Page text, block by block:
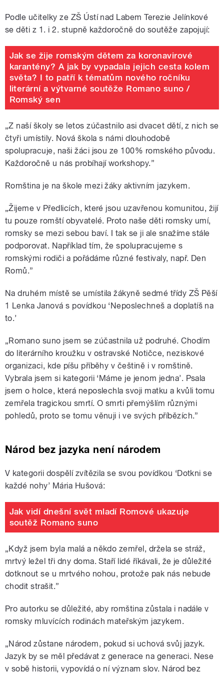
Podle učitelky ze ZŠ Ústí nad Labem Terezie Jelínkové
se děti z 1. i 2. stupně každoročně do soutěže zapojují:
Jak se žije romským dětem za koronavirové
karantény? A jak by vypadala jejich cesta kolem
světa? I to patří k tématům nového ročníku
literární a výtvarné soutěže Romano suno /
Romský sen
„Z naší školy se letos zúčastnilo asi dvacet dětí, z nich se
čtyři umístily. Nová škola s námi dlouhodobě
spolupracuje, naši žáci jsou ze 100% romského původu.
Každoročně u nás probíhají workshopy.”
Romština je na škole mezi žáky aktivním jazykem.
„Žijeme v Předlicích, které jsou uzavřenou komunitou, žijí
tu pouze romští obyvatelé. Proto naše děti romsky umí,
romsky se mezi sebou baví. I tak se ji ale snažíme stále
podporovat. Například tím, že spolupracujeme s
romskými rodiči a pořádáme různé festivaly, např. Den
Romů.”
Na druhém místě se umístila žákyně sedmé třídy ZŠ Pěší
1 Lenka Janová s povídkou ‘Neposlechneš a doplatíš na
to.’
„Romano suno jsem se zúčastnila už podruhé. Chodím
do literárního kroužku v ostravské Notičce, neziskové
organizaci, kde píšu příběhy v češtině i v romštině.
Vybrala jsem si kategorii ‘Máme je jenom jedna’. Psala
jsem o holce, která neposlechla svoji matku a kvůli tomu
zemřela tragickou smrtí. O smrti přemýšlím různými
pohledů, proto se tomu věnuji i ve svých příbězích.”
Národ bez jazyka není národem
V kategorii dospělí zvítězila se svou povídkou ‘Dotkni se
každé nohy’ Mária Hušová:
Jak vidí dnešní svět mladí Romové ukazuje
soutěž Romano suno
„Když jsem byla malá a někdo zemřel, držela se stráž,
mrtvý ležel tři dny doma. Staří lidé říkávali, že je důležité
dotknout se u mrtvého nohou, protože pak nás nebude
chodit strašit.”
Pro autorku se důležité, aby romština zůstala i nadále v
romsky mluvících rodinách mateřským jazykem.
„Národ zůstane národem, pokud si uchová svůj jazyk.
Jazyk by se měl předávat z generace na generaci. Nese
v sobě historii, vypovídá o ní význam slov. Národ bez